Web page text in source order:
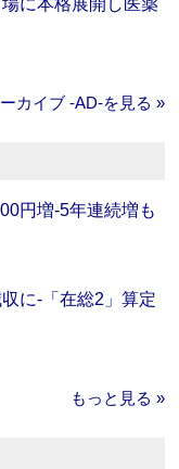
に本格展開し医薬
カイブ ‐AD‐を見る »
円増‐5年連続増も
に‐「在総2」算定
もっと見る »